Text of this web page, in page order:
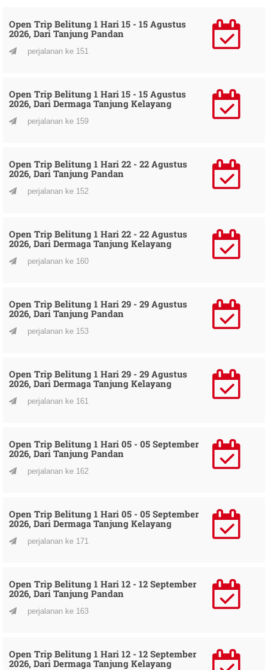
Open Trip Belitung 1 Hari 15 - 15 Agustus
2026, Dari Tanjung Pandan
perjalanan ke 151
Open Trip Belitung 1 Hari 15 - 15 Agustus
2026, Dari Dermaga Tanjung Kelayang
perjalanan ke 159
Open Trip Belitung 1 Hari 22 - 22 Agustus
2026, Dari Tanjung Pandan
perjalanan ke 152
Open Trip Belitung 1 Hari 22 - 22 Agustus
2026, Dari Dermaga Tanjung Kelayang
perjalanan ke 160
Open Trip Belitung 1 Hari 29 - 29 Agustus
2026, Dari Tanjung Pandan
perjalanan ke 153
Open Trip Belitung 1 Hari 29 - 29 Agustus
2026, Dari Dermaga Tanjung Kelayang
perjalanan ke 161
Open Trip Belitung 1 Hari 05 - 05 September
2026, Dari Tanjung Pandan
perjalanan ke 162
Open Trip Belitung 1 Hari 05 - 05 September
2026, Dari Dermaga Tanjung Kelayang
perjalanan ke 171
Open Trip Belitung 1 Hari 12 - 12 September
2026, Dari Tanjung Pandan
perjalanan ke 163
Open Trip Belitung 1 Hari 12 - 12 September
2026, Dari Dermaga Tanjung Kelayang